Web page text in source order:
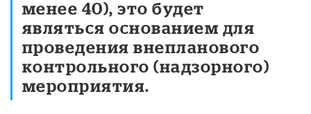
менее 40), это будет
являться основанием для
проведения внепланового
контрольного (надзорного)
мероприятия.